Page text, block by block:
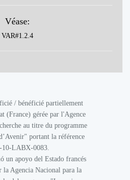
Véase:
VAR#1.2.4
/ bénéficié partiellement
(France) gérée par l'Agence
au titre du programme
portant la référence
10-LABX-0083.
un apoyo del Estado francés
la Agencia Nacional para la